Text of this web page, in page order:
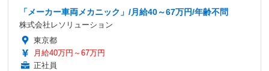
「メーカー車両メカニック」/月給40～67万円/年齢不問
株式会社レソリューション
東京都
月給40万円～67万円
正社員